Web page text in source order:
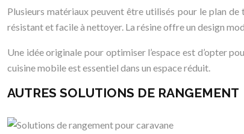
Plusieurs matériaux peuvent être utilisés pour le plan
résistant et facile à nettoyer. La résine offre un design
Une idée originale pour optimiser l’espace est d’opter
cuisine mobile est essentiel dans un espace réduit.
AUTRES SOLUTIONS DE RANGEMENT